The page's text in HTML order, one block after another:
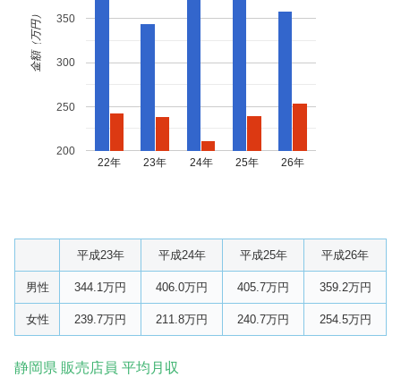
22年 23年 24年 25年 26年
200
250
300
350
金額（万円）
平成23年 平成24年 平成25年 平成26年
男性 344.1万円 406.0万円 405.7万円 359.2万円
女性 239.7万円 211.8万円 240.7万円 254.5万円
静岡県 販売店員 平均月収